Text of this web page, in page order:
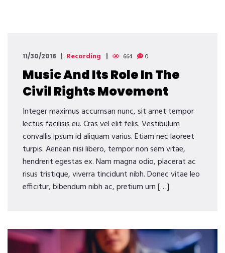
11/30/2018 Recording 664 0
Music And Its Role In The
Civil Rights Movement
Integer maximus accumsan nunc, sit amet tempor
lectus facilisis eu. Cras vel elit felis. Vestibulum
convallis ipsum id aliquam varius. Etiam nec laoreet
turpis. Aenean nisi libero, tempor non sem vitae,
hendrerit egestas ex. Nam magna odio, placerat ac
risus tristique, viverra tincidunt nibh. Donec vitae leo
efficitur, bibendum nibh ac, pretium urn […]